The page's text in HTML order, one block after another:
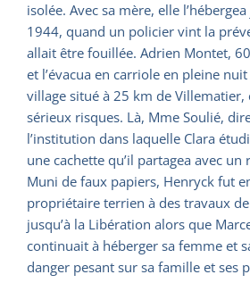
isolée. Avec sa mère, elle
1944, quand un policier vint la
allait être fouillée. Adrien Montet,
et l’évacua en carriole en pleine
village situé à 25 km de Villematier,
sérieux risques. Là, Mme Soulié,
l’institution dans laquelle Clara
une cachette qu’il partagea avec un
Muni de faux papiers, Henryck fut
propriétaire terrien à des travaux
jusqu’à la Libération alors que
continuait à héberger sa femme et
danger pesant sur sa famille et ses